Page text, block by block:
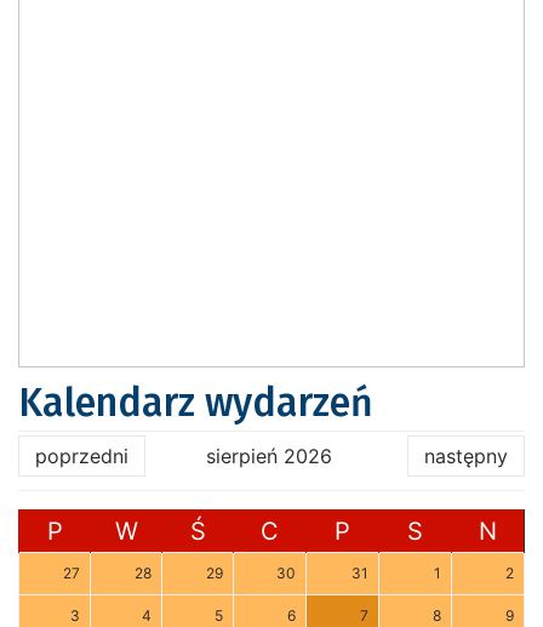
Kalendarz wydarzeń
poprzedni sierpień 2026 następny
P W Ś C P S N
27 28 29 30 31 1 2
3 4 5 6 7 8 9